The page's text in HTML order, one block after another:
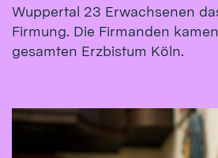
Wuppertal 23 Erwachsenen
Firmung. Die Firmanden
gesamten Erzbistum Köln.